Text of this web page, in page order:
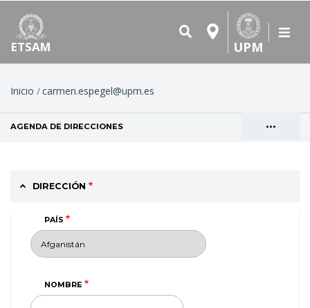
ETSAM UPM
Ruta
de
navegación
Inicio carmen.espegel@upm.es
•••
AGENDA DE DIRECCIONES
DIRECCIÓN
PAÍS
NOMBRE